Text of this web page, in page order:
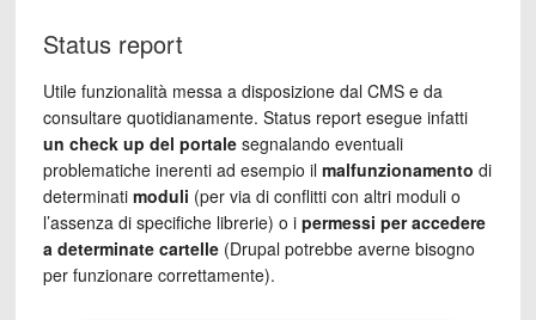
Status report
Utile funzionalità messa a disposizione dal CMS e da
consultare quotidianamente. Status report esegue infatti
un check up del portalesegnalando eventuali
problematiche inerenti ad esempio il malfunzionamento di
determinati moduli (per via di conflitti con altri moduli o
l’assenza di specifiche librerie) o ipermessi per accedere
a determinate cartelle(Drupal potrebbe averne bisogno
per funzionare correttamente).